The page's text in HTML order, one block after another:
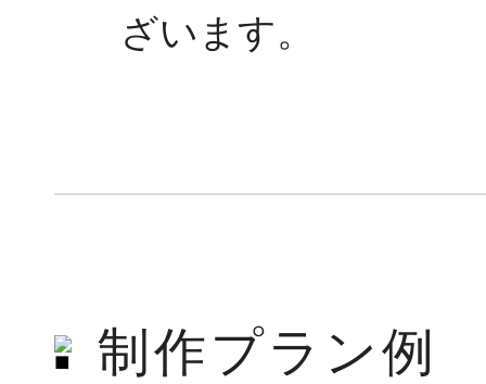
ざいます。
制作プラン例